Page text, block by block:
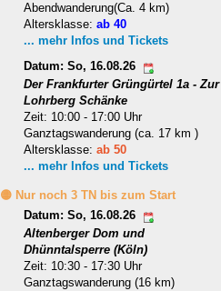
Abendwanderung(Ca. 4 km)
Altersklasse:ab 40
... mehr Infos und Tickets
Datum: So, 16.08.26
Der Frankfurter Grüngürtel 1a - Zur
Lohrberg Schänke
Zeit: 10:00 - 17:00 Uhr
Ganztagswanderung (ca. 17 km )
Altersklasse:ab 50
... mehr Infos und Tickets
🟡 Nur noch 3 TN bis zum Start
Datum: So, 16.08.26
Altenberger Dom und
Dhünntalsperre (Köln)
Zeit: 10:30 - 17:30 Uhr
Ganztagswanderung (16 km)